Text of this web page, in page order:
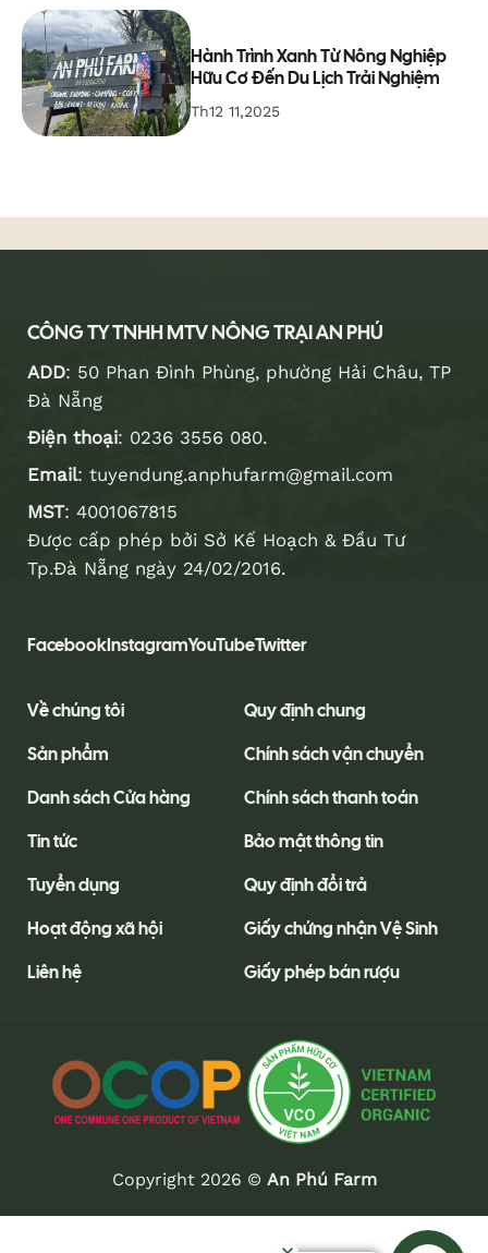
Hành Trình Xanh Từ Nông Nghiệp
Hữu Cơ Đến Du Lịch Trải Nghiệm
Th12 11,2025
CÔNG TY TNHH MTV NÔNG TRẠI AN PHÚ
ADD: 50 Phan Đình Phùng, phường Hải Châu, TP
Đà Nẵng
Điện thoại: 0236 3556 080.
Email: tuyendung.anphufarm@gmail.com
MST: 4001067815
Được cấp phép bởi Sở Kế Hoạch & Đầu Tư
Tp.Đà Nẵng ngày 24/02/2016.
FacebookInstagramYouTubeTwitter
Về chúng tôi
Sản phẩm
Danh sách Cửa hàng
Tin tức
Tuyển dụng
Hoạt động xã hội
Liên hệ
Quy định chung
Chính sách vận chuyển
Chính sách thanh toán
Bảo mật thông tin
Quy định đổi trả
Giấy chứng nhận Vệ Sinh
Giấy phép bán rượu
Copyright 2026 © An Phú Farm